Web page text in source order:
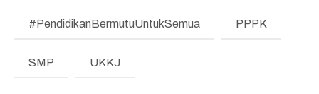
#PendidikanBermutuUntukSemua PPPK
SMP UKKJ